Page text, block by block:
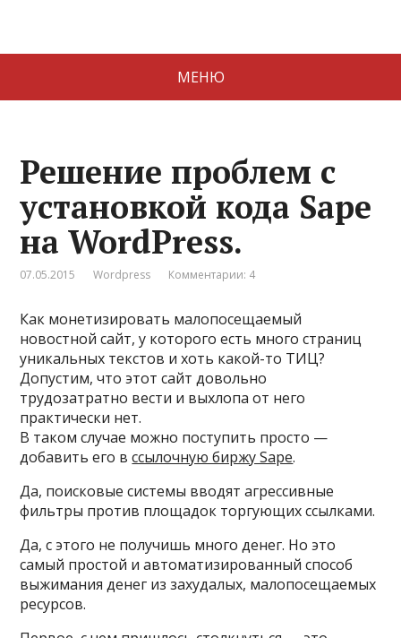
МЕНЮ
Решение проблем с
установкой кода Sape
на WordPress.
07.05.2015 Wordpress Комментарии: 4
Как монетизировать малопосещаемый
новостной сайт, у которого есть много страниц
уникальных текстов и хоть какой-то ТИЦ?
Допустим, что этот сайт довольно
трудозатратно вести и выхлопа от него
практически нет.
В таком случае можно поступить просто —
добавить его вссылочную биржу Sape.
Да, поисковые системы вводят агрессивные
фильтры против площадок торгующих ссылками.
Да, с этого не получишь много денег. Но это
самый простой и автоматизированный способ
выжимания денег из захудалых, малопосещаемых
ресурсов.